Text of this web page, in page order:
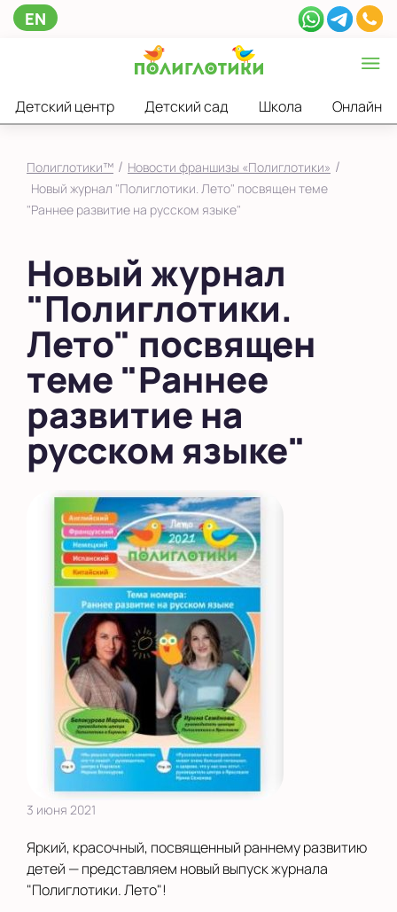
EN
Детский центр Детский сад Школа Онлайн
Полиглотики™ / Новости франшизы «Полиглотики» /
Новый журнал "Полиглотики. Лето" посвящен теме
"Раннее развитие на русском языке"
Новый журнал
"Полиглотики.
Лето" посвящен
теме "Раннее
развитие на
русском языке"
3 июня 2021
Яркий, красочный, посвященный раннему развитию
детей — представляем новый выпуск журнала
"Полиглотики. Лето"!